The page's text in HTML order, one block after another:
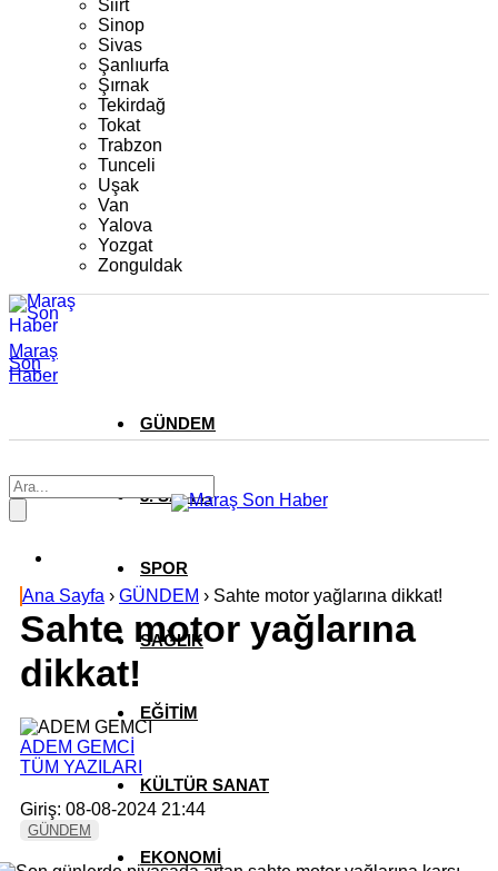
Siirt
Sinop
Sivas
Şanlıurfa
Şırnak
Tekirdağ
Tokat
Trabzon
Tunceli
Uşak
Van
Yalova
Yozgat
Zonguldak
Maraş
Son
Haber
GÜNDEM
3. SAYFA
SPOR
SAĞLIK
EĞİTİM
KÜLTÜR SANAT
EKONOMİ
Ana Sayfa › GÜNDEM › Sahte motor yağlarına dikkat!
Sahte motor yağlarına
dikkat!
ADEM GEMCİ
TÜM YAZILARI
Giriş: 08-08-2024 21:44
GÜNDEM